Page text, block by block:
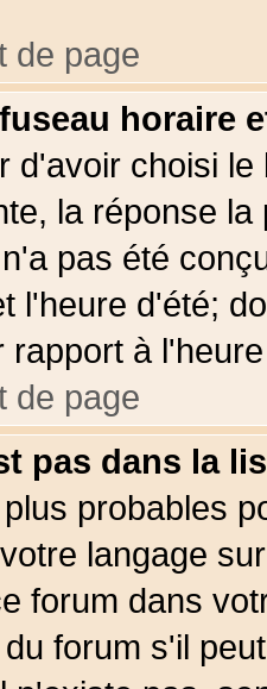
de page
horaire
d'avoir choisi
la réponse
pas été
l'heure d'été;
rapport à
de page
pas dans la
probables
langage
forum dans
forum s'il